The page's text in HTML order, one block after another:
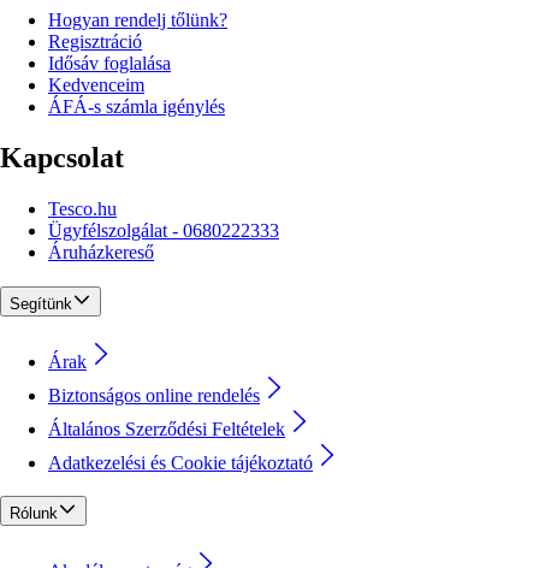
Hogyan rendelj tőlünk?
Regisztráció
Idősáv foglalása
Kedvenceim
ÁFÁ-s számla igénylés
Kapcsolat
Tesco.hu
Ügyfélszolgálat - 0680222333
Áruházkereső
Segítünk
Árak
Biztonságos online rendelés
Általános Szerződési Feltételek
Adatkezelési és Cookie tájékoztató
Rólunk